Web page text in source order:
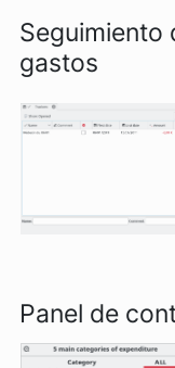
Seguimiento
gastos
Panel de